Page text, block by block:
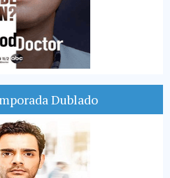
Dublado